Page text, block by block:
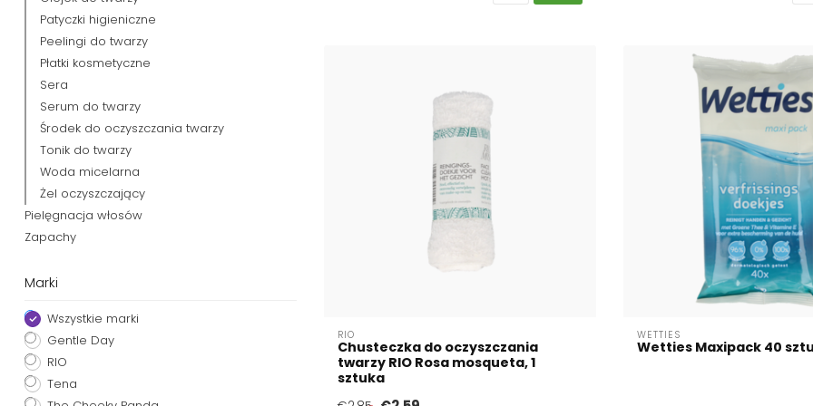
Patyczki higieniczne
Peelingi do twarzy
Płatki kosmetyczne
Sera
Serum do twarzy
Środek do oczyszczania twarzy
Tonik do twarzy
Woda micelarna
Żel oczyszczający
Pielęgnacja włosów
Zapachy
Marki
Wszystkie marki
Gentle Day
RIO
Tena
RIO
Chusteczka do oczyszczania
twarzy RIO Rosa mosqueta, 1
sztuka
WETTIES
Wetties Maxipack 40